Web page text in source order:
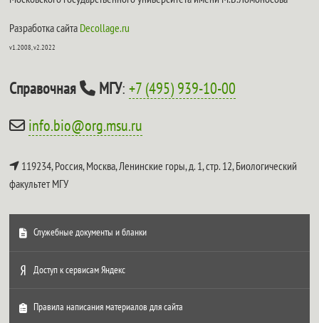
Разработка сайта Decollage.ru
v1.2008, v2.2022
Справочная МГУ:+7 (495) 939-10-00
info.bio@org.msu.ru
119234, Россия, Москва, Ленинские горы, д. 1, стр. 12,Биологический
факультет МГУ
Служебные документы и бланки
Доступ к сервисам Яндекс
Правила написания материалов для сайта